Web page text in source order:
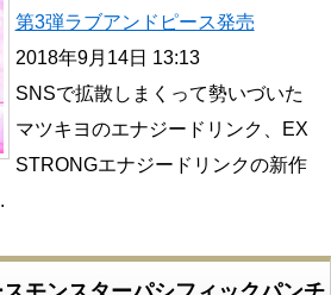
第3弾ラブアンドピース発売
2018年9月14日 13:13
SNSで拡散しまくって勢いづいた
マツキヨのエナジードリンク、EX
STRONGエナジードリンクの新作